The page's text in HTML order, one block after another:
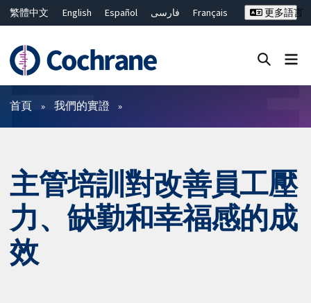
繁體中文 English Español فارسی
Français
ไทย
简体中文
更多語言
篩選條件
首頁 我們的實證
主管培訓對改善員工壓
力、缺勤和幸福感的成
效